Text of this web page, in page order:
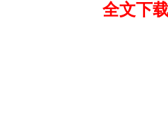
全文下